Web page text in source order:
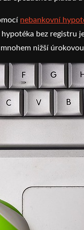
nebankovní
bez registru
nižší úrokovou